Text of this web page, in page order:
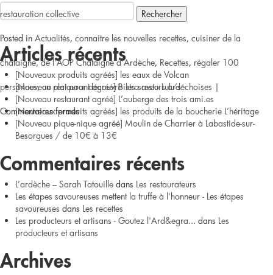
restauration collective
Posted in Actualités, connaitre les nouvelles recettes, cuisiner de la
châtaigne, de l'AOP Châtaigne d'Ardèche, Recettes, régaler 100
personnes,un plat pour découvrir les saveurs ardéchoises |
Commentaires ferméssur
Gâteau
moelleux
à
la
châtaigne
Rechercher :
Articles récents
[Nouveaux produits agréés] les eaux de Volcan
[Nouveau restaurant agréé] Bistro resto Lulu’s
[Nouveau restaurant agréé] L’auberge des trois ami.es
[Nouveaux produits agréés] les produits de la boucherie L’héritage
[Nouveau pique-nique agréé] Moulin de Charrier à Labastide-sur-
Besorgues / de 10€ à 13€
Commentaires récents
L’ardèche – Sarah Tatouille dans Les restaurateurs
Les étapes savoureuses mettent la truffe à l'honneur - Les étapes
savoureuses dans Les recettes
Les producteurs et artisans - Goutez l'Ard&egra... dans Les
producteurs et artisans
Archives